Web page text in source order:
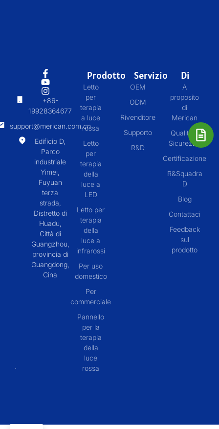
+86-
19928364677
support@merican.com.cn
Edificio D,
Parco
industriale
Yimei,
Fuyuan
terza
strada,
Distretto di
Huadu,
Città di
Guangzhou,
provincia di
Guangdong,
Cina
Prodotto
Letto
per
terapia
a luce
rossa
Letto
per
terapia
della
luce a
LED
Letto per
terapia
della
luce a
infrarossi
Per uso
domestico
Per
commerciale
Pannello
per la
terapia
della
luce
rossa
Servizio
OEM
ODM
Rivenditore
Supporto
R&D
Di
A
proposito
di
Merican
Qualità &
Sicurezza
Certificazione
R&Squadra
D
Blog
Contattaci
Feedback
sul
prodotto